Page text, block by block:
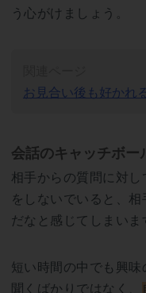
う心がけましょう。
お見合い後も好かれ
会話のキャッチボー
相手からの質問に対し
をしないでいると、
だなと感じてしまいま
短い時間の中でも興
聞くばかりではなく、